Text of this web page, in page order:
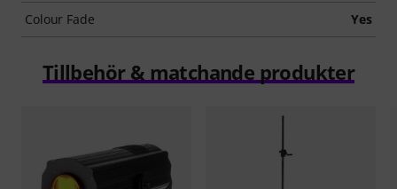
Colour Fade Yes
Tillbehör & matchande produkter